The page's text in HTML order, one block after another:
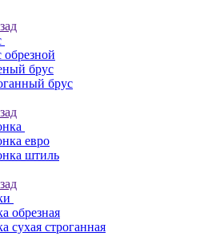
обрезной
брус
брус
евро
штиль
обрезная
сухая строганная